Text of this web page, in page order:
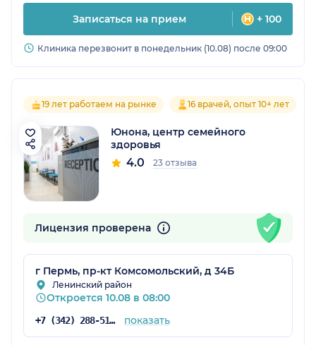
Записаться на прием + 100
Клиника перезвонит в понедельник (10.08) после 09:00
19 лет работаем на рынке 16 врачей, опыт 10+ лет
Юнона, центр семейного
здоровья
4.0 23 отзыва
Лицензия проверена
г Пермь, пр-кт Комсомольский, д 34Б
Ленинский район
Откроется 10.08 в 08:00
+7 (342) 288-51-79 показать